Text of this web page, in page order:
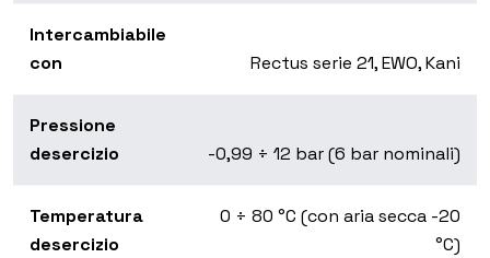
Intercambiabile
con
Rectus serie 21, EWO, Kani
Pressione
desercizio
-0,99 ÷ 12 bar (6 bar nominali)
Temperatura
desercizio
0 ÷ 80 °C (con aria secca -20
°C)